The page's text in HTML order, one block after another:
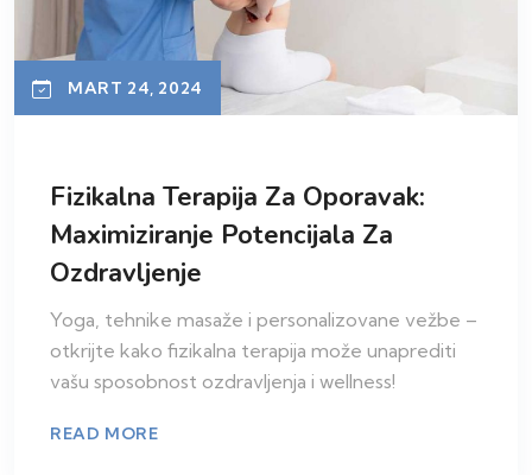
MART 24, 2024
Fizikalna Terapija Za Oporavak:
Maximiziranje Potencijala Za
Ozdravljenje
Yoga, tehnike masaže i personalizovane vežbe –
otkrijte kako fizikalna terapija može unaprediti
vašu sposobnost ozdravljenja i wellness!
READ MORE